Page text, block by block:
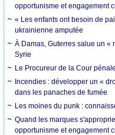
opportunisme et engagement
« Les enfants ont besoin de
ukrainienne amputée
À Damas, Guterres salue un
Syrie
Le Procureur de la Cour
Incendies : développer un «
dans les panaches de fumée
Les moines du punk :
Quand les marques
opportunisme et engagement